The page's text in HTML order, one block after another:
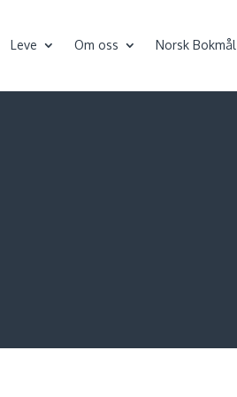
Leve Om oss Norsk Bokmål